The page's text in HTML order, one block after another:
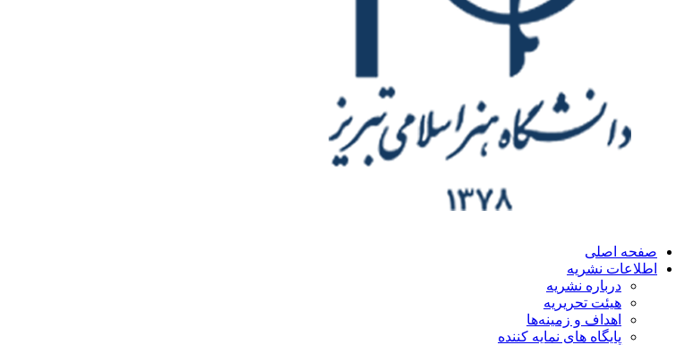
صفحه اصلی
اطلاعات نشریه
درباره نشریه
هیئت تحریریه
اهداف و زمینه‌ها
پایگاه های نمایه کننده